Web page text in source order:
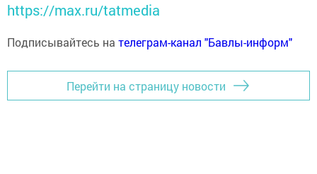
https://max.ru/tatmedia
Подписывайтесь на телеграм-канал "Бавлы-информ"
Перейти на страницу новости